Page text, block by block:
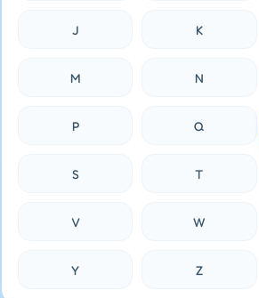
J K
M N
P Q
S T
V W
Y Z